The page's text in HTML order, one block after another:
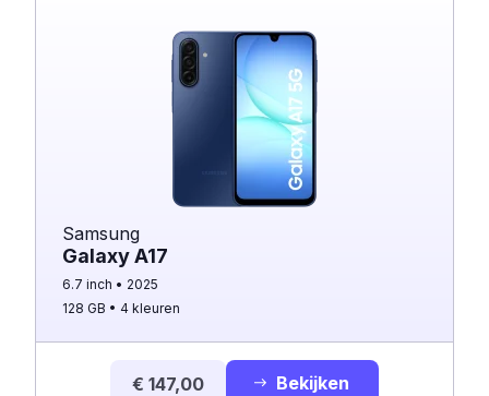
Samsung
Galaxy A17
6.7 inch
2025
128 GB
4 kleuren
€ 147,00 Bekijken